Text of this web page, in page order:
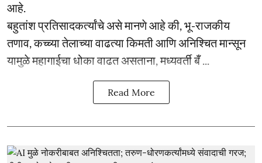
आहे.
बहुतांश प्रतिसादकर्त्यांचे असे मानणे आहे की, भू-राजकीय
तणाव, कच्च्या तेलाच्या वाढत्या किमती आणि अनिश्चित मान्सून
यामुळे महागाईचा धोका वाढत असताना, मध्यवर्ती बँ ...
Read More